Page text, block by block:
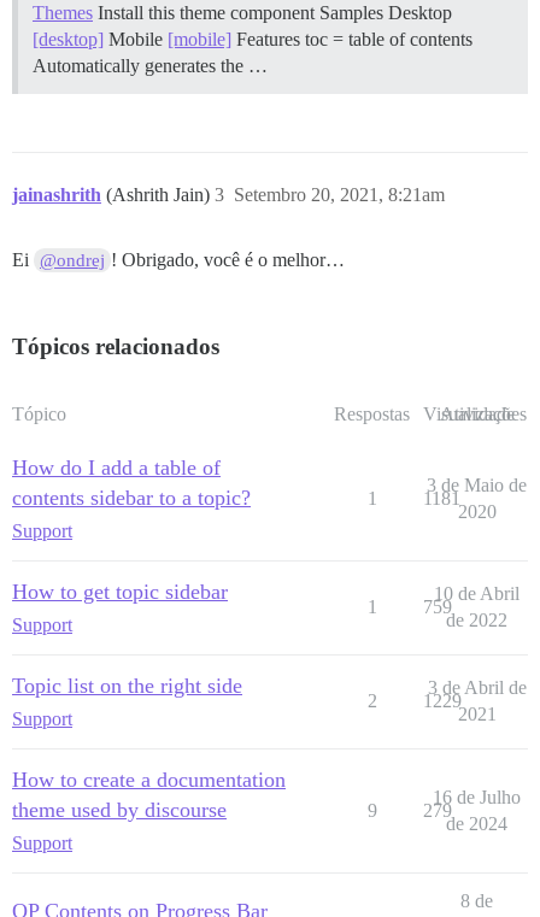
Themes Install this theme component Samples Desktop
[desktop] Mobile [mobile] Features toc = table of contents
Automatically generates the …
jainashrith (Ashrith Jain) Setembro 20, 2021, 8:21am
3
Ei @ondrej ! Obrigado, você é o melhor…
Tópicos relacionados
Tópico Respostas Visualizações
Atividade
How do I add a table of
contents sidebar to a topic?
Support
1 1181
3 de Maio de
2020
How to get topic sidebar
Support
1 759
10 de Abril
de 2022
Topic list on the right side
Support
2 1229
3 de Abril de
2021
How to create a documentation
theme used by discourse
Support
9 279
16 de Julho
de 2024
OP Contents on Progress Bar
8 de